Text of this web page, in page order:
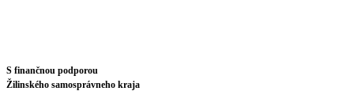
S finančnou podporou
Žilinského samosprávneho kraja